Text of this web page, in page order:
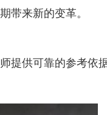
带来新的变革。
提供可靠的参考依